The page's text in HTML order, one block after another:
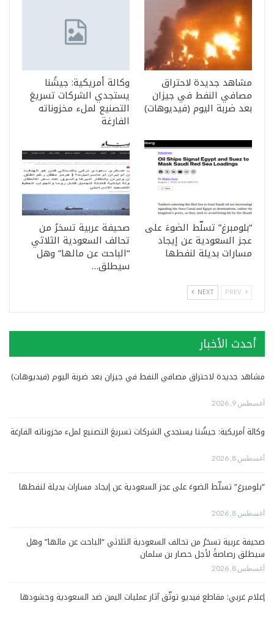
مشاهد جديدة لاحتراق
مصافي النفط في جيزان
بعد ضربة اليوم (فيديوهات)
وكالة أمريكية: جيشُنا
يستجدي الشركات تسريعَ
التصنيع لملء مخزوناته
الفارغة
“بلومبرغ” تسلّط الضوءَ على
عجز السعودية عن إيجاد
مسارات بديلة لنفطها
صحيفة عربية تسخرُ من
تحالف السعودية الثلاثي
“الباحث عن مالها” وهل
سيطلق…
NEXT
أحدث الأخبار
مشاهد جديدة لاحتراق مصافي النفط في جيزان بعد ضربة اليوم (فيديوهات)
أغسطس 9, 2026
وكالة أمريكية: جيشُنا يستجدي الشركات تسريعَ التصنيع لملء مخزوناته الفارغة
أغسطس 8, 2026
“بلومبرغ” تسلّط الضوءَ على عجز السعودية عن إيجاد مسارات بديلة لنفطها
أغسطس 8, 2026
صحيفة عربية تسخرُ من تحالف السعودية الثلاثي “الباحث عن مالها” وهل
سيطلق رصاصةً لأجل حصار بن سلمان
أغسطس 8, 2026
إعلام غربي: مقاطع فيديو توثّق آثار عمليات اليمن ضد السعودية وحشودها